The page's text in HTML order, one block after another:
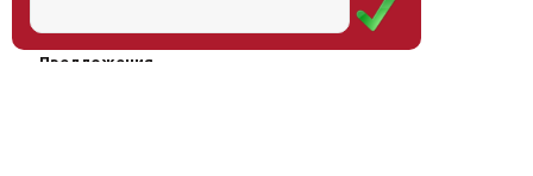
Услуги
Предложения